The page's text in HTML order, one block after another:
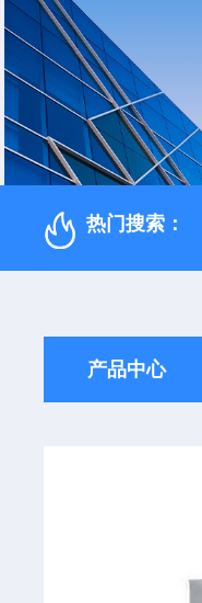
热门搜索：
产品中心